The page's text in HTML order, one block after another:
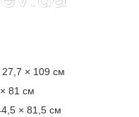
27,7 × 109 см
81 см
× 81,5 см